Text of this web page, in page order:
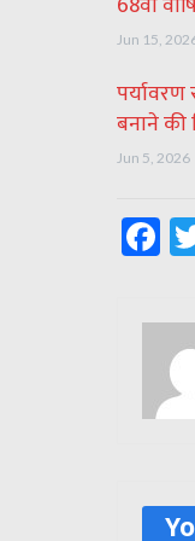
Jun 15,
बनाने
Jun 5, 2026